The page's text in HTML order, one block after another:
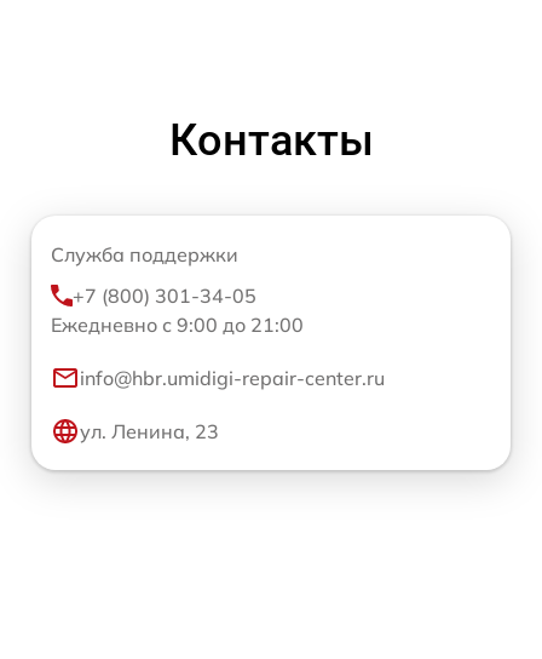
Контакты
Служба поддержки
+7 (800) 301-34-05
Ежедневно с 9:00 до 21:00
info@hbr.umidigi-repair-center.ru
ул. Ленина, 23